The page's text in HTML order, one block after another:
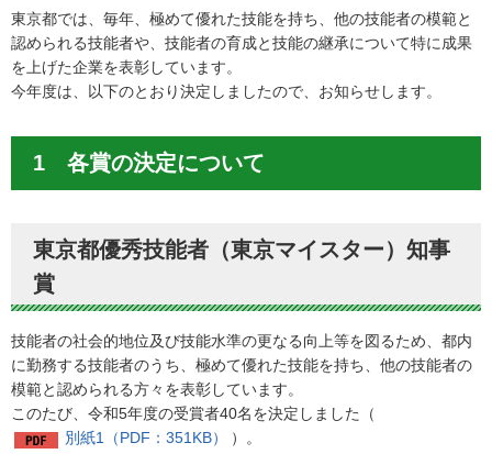
東京都では、毎年、極めて優れた技能を持ち、他の技能者の模範と
認められる技能者や、技能者の育成と技能の継承について特に成果
を上げた企業を表彰しています。
今年度は、以下のとおり決定しましたので、お知らせします。
1 各賞の決定について
東京都優秀技能者（東京マイスター）知事
賞
技能者の社会的地位及び技能水準の更なる向上等を図るため、都内
に勤務する技能者のうち、極めて優れた技能を持ち、他の技能者の
模範と認められる方々を表彰しています。
このたび、令和5年度の受賞者40名を決定しました（
別紙1（PDF：351KB）
）。